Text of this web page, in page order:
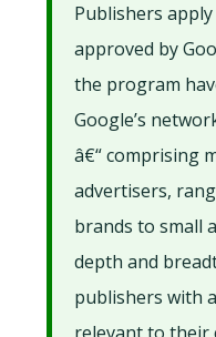
Publishers
approved by
the program
Google’s
â€“ comprising
advertisers,
brands to small
depth and
publishers with